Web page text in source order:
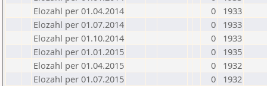
Elozahl per 01.04.2014
0
1933
Elozahl per 01.07.2014
0
1933
Elozahl per 01.10.2014
0
1933
Elozahl per 01.01.2015
0
1935
Elozahl per 01.04.2015
0
1932
Elozahl per 01.07.2015
0
1932